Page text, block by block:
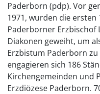
Paderborn (pdp). Vor
1971, wurden die
Paderborner Erzbischof
Diakonen geweiht, um
Erzbistum Paderborn
engagieren sich 186
Kirchengemeinden und
Erzdiözese Paderborn.